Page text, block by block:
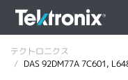
テクトロニクス
DAS 92DM77A 7C601,